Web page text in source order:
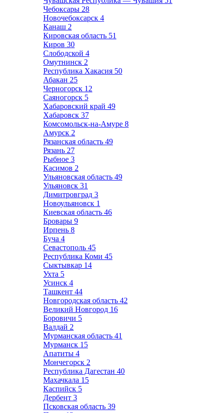
Чебоксары 28
Новочебоксарск 4
Канаш 2
Кировская область 51
Киров 30
Слободской 4
Омутнинск 2
Республика Хакасия 50
Абакан 25
Черногорск 12
Саяногорск 5
Хабаровский край 49
Хабаровск 37
Комсомольск-на-Амуре 8
Амурск 2
Рязанская область 49
Рязань 27
Рыбное 3
Касимов 2
Ульяновская область 49
Ульяновск 31
Димитровград 3
Новоульяновск 1
Киевская область 46
Бровары 9
Ирпень 8
Буча 4
Севастополь 45
Республика Коми 45
Сыктывкар 14
Ухта 5
Усинск 4
Ташкент 44
Новгородская область 42
Великий Новгород 16
Боровичи 5
Валдай 2
Мурманская область 41
Мурманск 15
Апатиты 4
Мончегорск 2
Республика Дагестан 40
Махачкала 15
Каспийск 5
Дербент 3
Псковская область 39